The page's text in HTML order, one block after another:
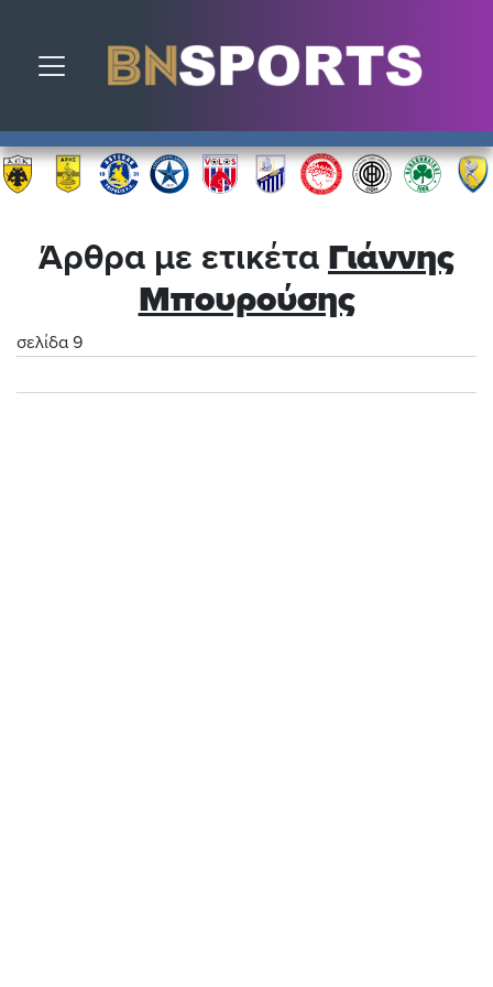
Toggle navigation
Άρθρα με ετικέτα Γιάννης
Μπουρούσης
σελίδα 9